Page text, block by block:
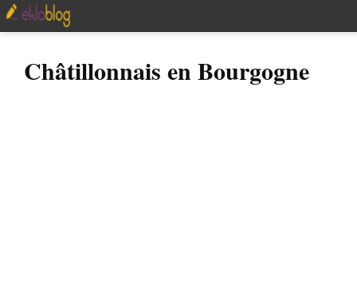
Châtillonnais en Bourgogne